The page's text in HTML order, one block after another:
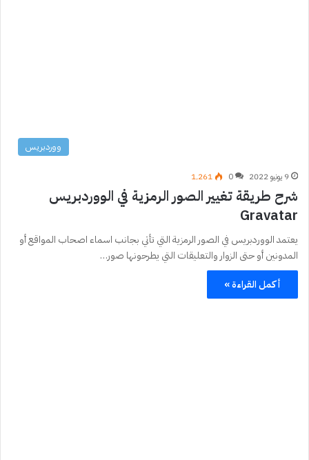
ووردبريس
9 يونيو 2022 0 1٬261
شرح طريقة تغيير الصور الرمزية في الووردبريس
Gravatar
يعتمد الووردبريس في الصور الرمزية التي تأتي بجانب اسماء اصحاب المواقع أو
المدونين أو حتى الزوار والتعليقات التي يطرحونها صور…
أكمل القراءة »